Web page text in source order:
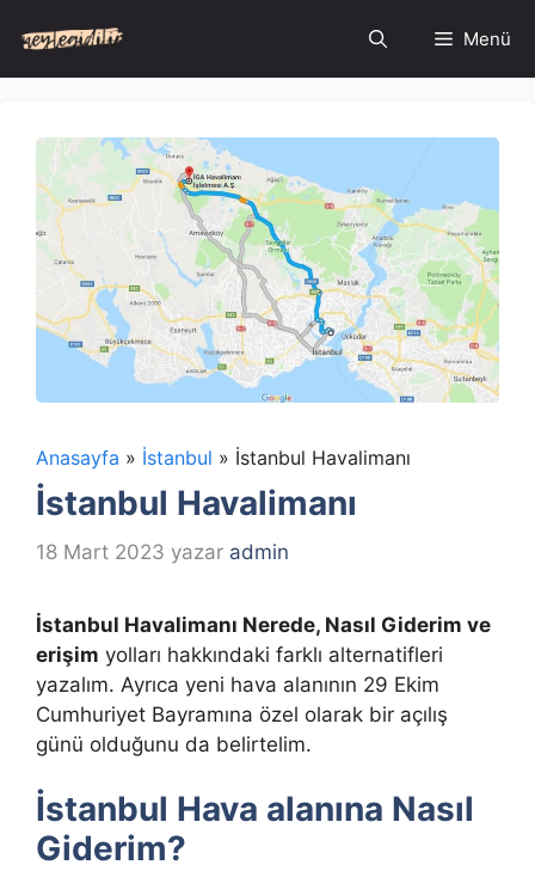
atla
Menü
Anasayfa » İstanbul » İstanbul Havalimanı
İstanbul Havalimanı
18 Mart 2023 yazar admin
İstanbul Havalimanı Nerede, Nasıl Giderim ve
erişim yolları hakkındaki farklı alternatifleri
yazalım. Ayrıca yeni hava alanının 29 Ekim
Cumhuriyet Bayramına özel olarak bir açılış
günü olduğunu da belirtelim.
İstanbul Hava alanına Nasıl
Giderim?